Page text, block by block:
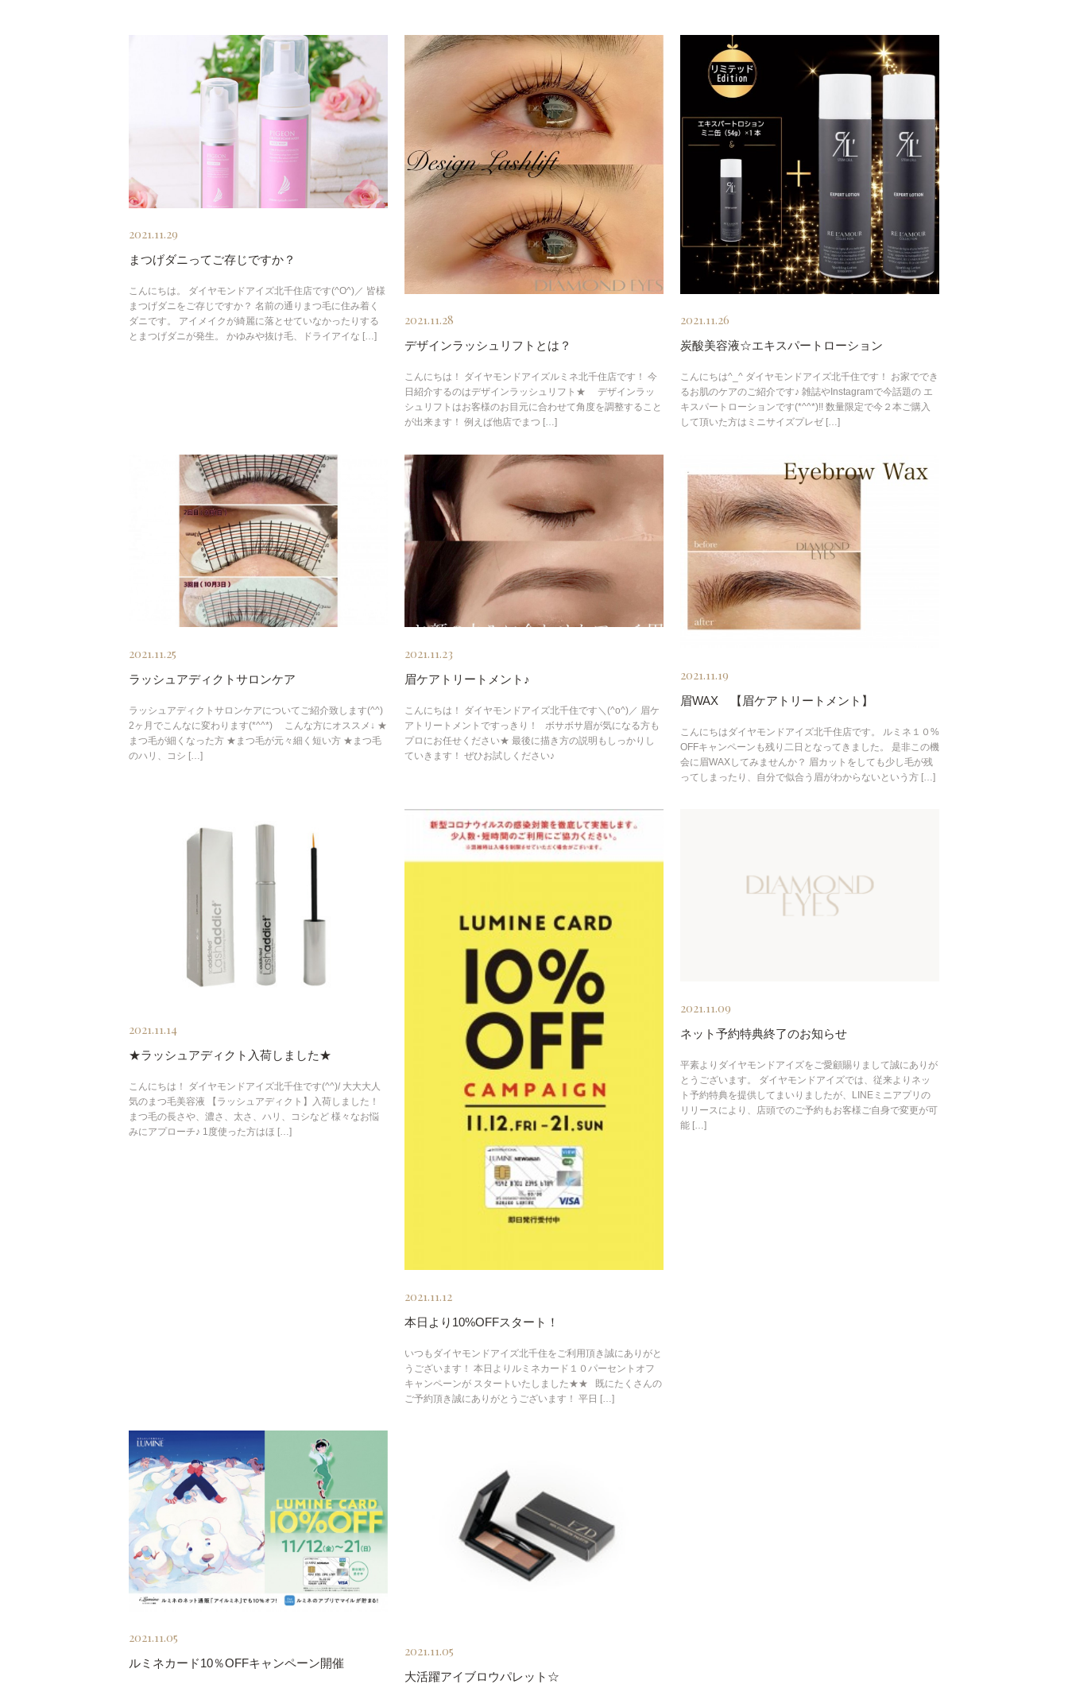
2021.11.29
まつげダニってご存じですか？
こんにちは。 ダイヤモンドアイズ北千住店です(^O^)／ 皆様
まつげダニをご存じですか？ 名前の通りまつ毛に住み着く
ダニです。 アイメイクが綺麗に落とせていなかったりする
とまつげダニが発生。 かゆみや抜け毛、ドライアイな […]
2021.11.28
デザインラッシュリフトとは？
こんにちは！ ダイヤモンドアイズルミネ北千住店です！ 今
日紹介するのはデザインラッシュリフト★ デザインラッ
シュリフトはお客様のお目元に合わせて角度を調整すること
が出来ます！ 例えば他店でまつ […]
2021.11.26
炭酸美容液☆エキスパートローション
こんにちは^_^ ダイヤモンドアイズ北千住です！ お家ででき
るお肌のケアのご紹介です♪ 雑誌やInstagramで今話題の エ
キスパートローションです(*^^*)!! 数量限定で今２本ご購入
して頂いた方はミニサイズプレゼ […]
2021.11.25
ラッシュアディクトサロンケア
ラッシュアディクトサロンケアについてご紹介致します(^^)
2ヶ月でこんなに変わります(*^^*) こんな方にオススメ↓ ★
まつ毛が細くなった方 ★まつ毛が元々細く短い方 ★まつ毛
のハリ、コシ […]
2021.11.23
眉ケアトリートメント♪
こんにちは！ ダイヤモンドアイズ北千住です＼(^o^)／ 眉ケ
アトリートメントですっきり！ ボサボサ眉が気になる方も
プロにお任せください★ 最後に描き方の説明もしっかりし
ていきます！ ぜひお試しください♪
2021.11.19
眉WAX 【眉ケアトリートメント】
こんにちはダイヤモンドアイズ北千住店です。 ルミネ１０%
OFFキャンペーンも残り二日となってきました。 是非この機
会に眉WAXしてみませんか？ 眉カットをしても少し毛が残
ってしまったり、自分で似合う眉がわからないという方 […]
2021.11.14
★ラッシュアディクト入荷しました★
こんにちは！ ダイヤモンドアイズ北千住です(^^)/ 大大大人
気のまつ毛美容液 【ラッシュアディクト】入荷しました！
まつ毛の長さや、濃さ、太さ、ハリ、コシなど 様々なお悩
みにアプローチ♪ 1度使った方はほ […]
2021.11.12
本日より10%OFFスタート！
いつもダイヤモンドアイズ北千住をご利用頂き誠にありがと
うございます！ 本日よりルミネカード１０パーセントオフ
キャンペーンが スタートいたしました★★ 既にたくさんの
ご予約頂き誠にありがとうございます！ 平日 […]
2021.11.09
ネット予約特典終了のお知らせ
平素よりダイヤモンドアイズをご愛顧賜りまして誠にありが
とうございます。 ダイヤモンドアイズでは、従来よりネッ
ト予約特典を提供してまいりましたが、LINEミニアプリの
リリースにより、店頭でのご予約もお客様ご自身で変更が可
能 […]
2021.11.05
ルミネカード10％OFFキャンペーン開催
2021.11.05
大活躍アイブロウパレット☆